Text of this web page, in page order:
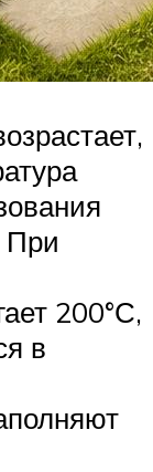
При
200°С,
в